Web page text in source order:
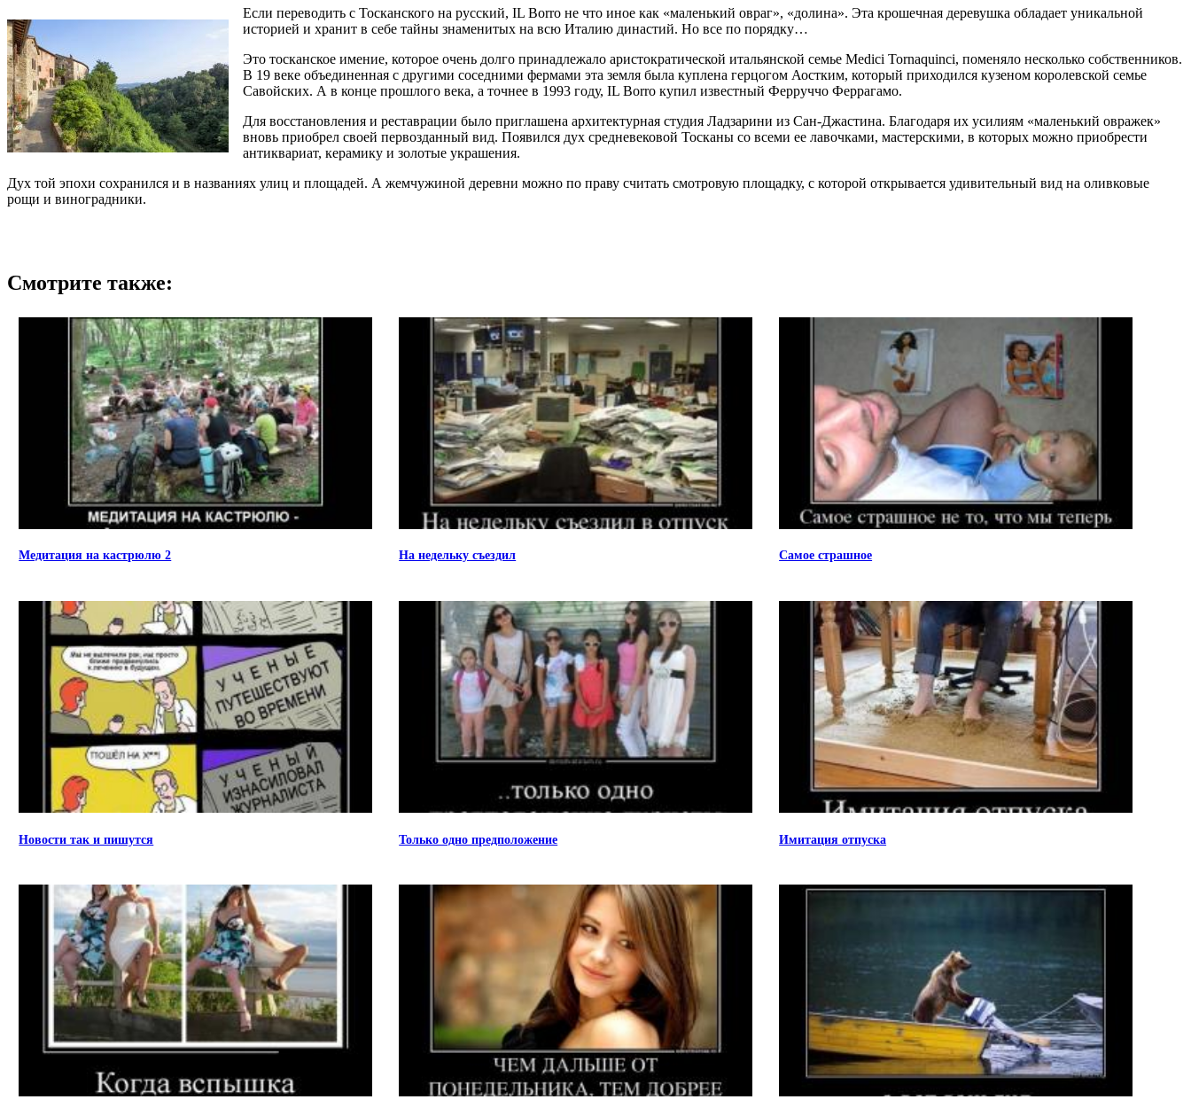
Если переводить с Тосканского на русский, IL Borro не что иное как «маленький овраг», «долина». Эта крошечная деревушка обладает уникальной
историей и хранит в себе тайны знаменитых на всю Италию династий. Но все по порядку…
Это тосканское имение, которое очень долго принадлежало аристократической итальянской семье Medici Tornaquinci, поменяло несколько собственников.
В 19 веке объединенная с другими соседними фермами эта земля была куплена герцогом Аостким, который приходился кузеном королевской семье
Савойских. А в конце прошлого века, а точнее в 1993 году, IL Borro купил известный Ферруччо Феррагамо.
Для восстановления и реставрации было приглашена архитектурная студия Ладзарини из Сан-Джастина. Благодаря их усилиям «маленький овражек»
вновь приобрел своей первозданный вид. Появился дух средневековой Тосканы со всеми ее лавочками, мастерскими, в которых можно приобрести
антиквариат, керамику и золотые украшения.
Дух той эпохи сохранился и в названиях улиц и площадей. А жемчужиной деревни можно по праву считать смотровую площадку, с которой открывается удивительный вид на оливковые
рощи и виноградники.
Смотрите также:
Медитация на кастрюлю 2 На недельку съездил Самое страшное
Новости так и пишутся Только одно предположение Имитация отпуска